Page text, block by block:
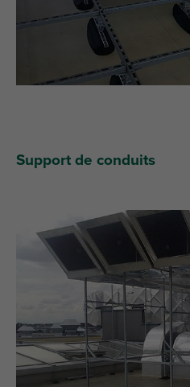
Support de conduits